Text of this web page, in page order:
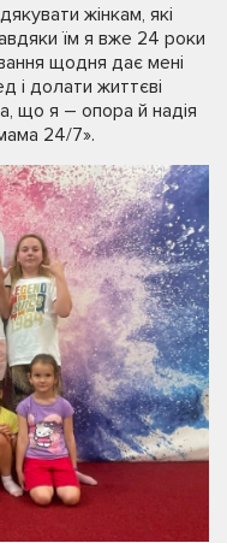
жінкам, які
їм я вже 24 роки
щодня дає мені
і долати життєві
що я – опора й надія
24/7».